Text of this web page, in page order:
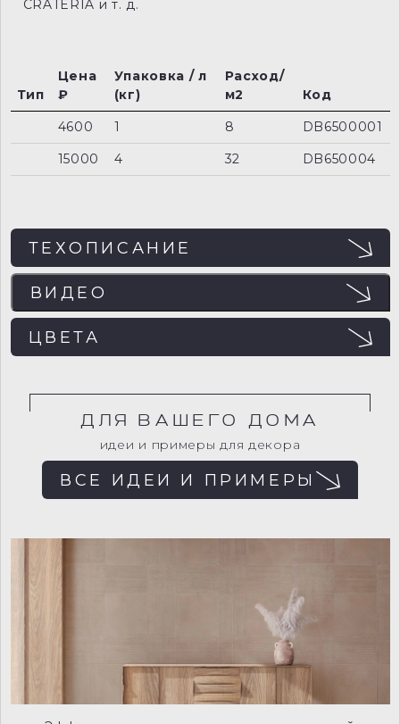
CRATERIA и т. д.
Тип
Цена
₽
Упаковка / л
(кг)
Расход/
м2
Код
4600
1 8
DB6500001
15000
4 32 DB650004
ТЕХОПИСАНИЕ
ВИДЕО
ЦВЕТА
ДЛЯ ВАШЕГО ДОМА
идеи и примеры для декора
ВСЕ ИДЕИ И ПРИМЕРЫ